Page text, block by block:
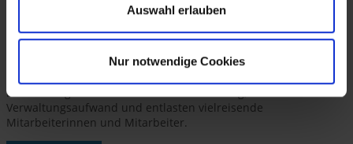
Auswahl erlauben
Nur notwendige Cookies
managen den gesamten Dienstreise-
Prozess. Angefangen vom Beantragungsverfahren, über die
und Budgetüberwachung. Mit SAP Concur als international
beschleunigen Sie die Reisekostenerstattung, reduzieren
Verwaltungsaufwand und entlasten vielreisende
Mitarbeiterinnen und Mitarbeiter.